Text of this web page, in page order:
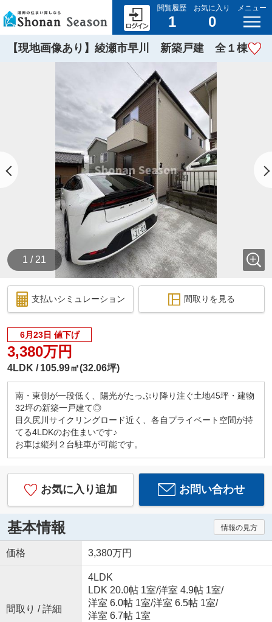
閲覧履歴
1
お気に入り
0
メニュー
【現地画像あり】綾瀬市早川 新築戸建 全１棟
1 / 21
支払いシミュレーション 間取りを見る
6月23日 値下げ
3,380万円
4LDK 105.99㎡(32.06坪)
南・東側が一段低く、陽光がたっぷり降り注ぐ土地45坪・建物
32坪の新築一戸建て◎
目久尻川サイクリングロード近く、各自プライベート空間が持
てる4LDKのお住まいです♪
お車は縦列２台駐車が可能です。
お気に入り追加 お問い合わせ
基本情報 情報の見方
価格 3,380万円
間取り / 詳細
4LDK
LDK 20.0帖 1室/洋室 4.9帖 1室/
洋室 6.0帖 1室/洋室 6.5帖 1室/
洋室 6.7帖 1室